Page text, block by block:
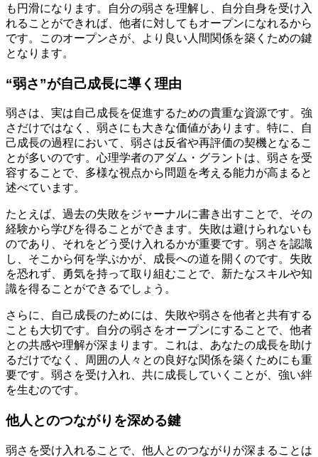
も円滑になります。自分の弱さを理解し、自分自身を受け入
れることができれば、他者に対してもオープンになれるから
です。このオープンさが、より良い人間関係を築くための鍵
となります。
“弱さ”が自己成長に導く理由
弱さは、実は自己成長を促進するための貴重な資源です。強
さだけではなく、弱さにも大きな価値があります。特に、自
己成長の過程において、弱さは反省や再評価の契機となるこ
とが多いのです。心理学者のアダム・グラントは、弱さを受
容することで、多様な視点から問題を考える能力が高まると
述べています。
たとえば、過去の失敗をジャーナルに書き出すことで、その
経験から学びを得ることができます。失敗は避けられないも
のであり、それをどう受け入れるかが重要です。弱さを認識
し、そこから何を学ぶかが、成長への道を開くのです。失敗
を恐れず、勇気を持って取り組むことで、新たなスキルや知
識を得ることができるでしょう。
さらに、自己成長のためには、失敗や弱さを他者と共有する
ことも大切です。自分の弱さをオープンにすることで、他者
との共感や理解が深まります。これは、あなたの成長を助け
るだけでなく、周囲の人々との良好な関係を築くためにも重
要です。弱さを受け入れ、共に成長していくことが、強い絆
を生むのです。
他人とのつながりを深める鍵
弱さを受け入れることで、他人とのつながりが深まることは